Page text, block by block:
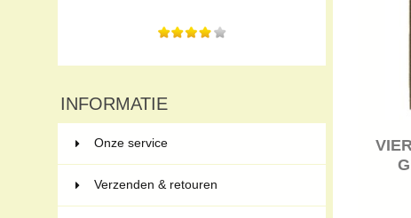
INFORMATIE
Onze service
Verzenden & retouren